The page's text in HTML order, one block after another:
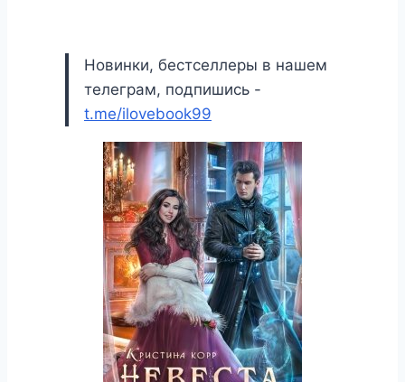
Новинки, бестселлеры в нашем
телеграм, подпишись -
t.me/ilovebook99